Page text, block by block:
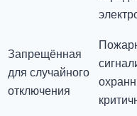
Запрещённая
для случайного
отключения